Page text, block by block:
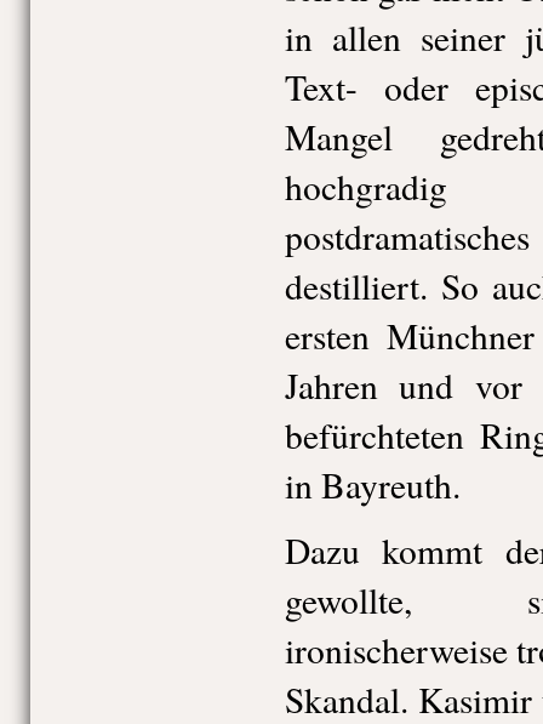
in allen seiner
Text- oder
Mangel
hochgradig
destilliert. So
ersten
Jahren und vor
befürchteten
in Bayreuth.
Dazu kommt
gewollte,
ironischerweise
Skandal.